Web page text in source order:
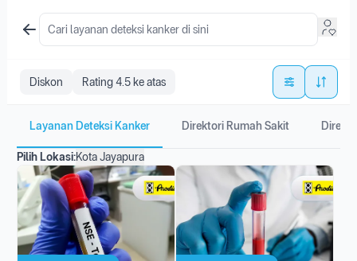
Diskon Rating 4.5 ke atas
Layanan Deteksi Kanker Direktori Rumah Sakit
Pilih Lokasi:Kota Jayapura